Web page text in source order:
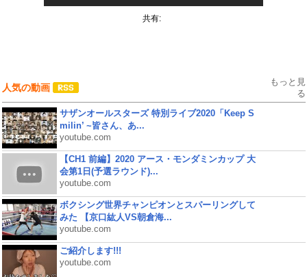
共有:
人気の動画
もっと見
る
サザンオールスターズ 特別ライブ2020「Keep S
milin’ ~皆さん、あ...
youtube.com
【CH1 前編】2020 アース・モンダミンカップ 大
会第1日(予選ラウンド)...
youtube.com
ボクシング世界チャンピオンとスパーリングして
みた 【京口紘人VS朝倉海...
youtube.com
ご紹介します!!!
youtube.com